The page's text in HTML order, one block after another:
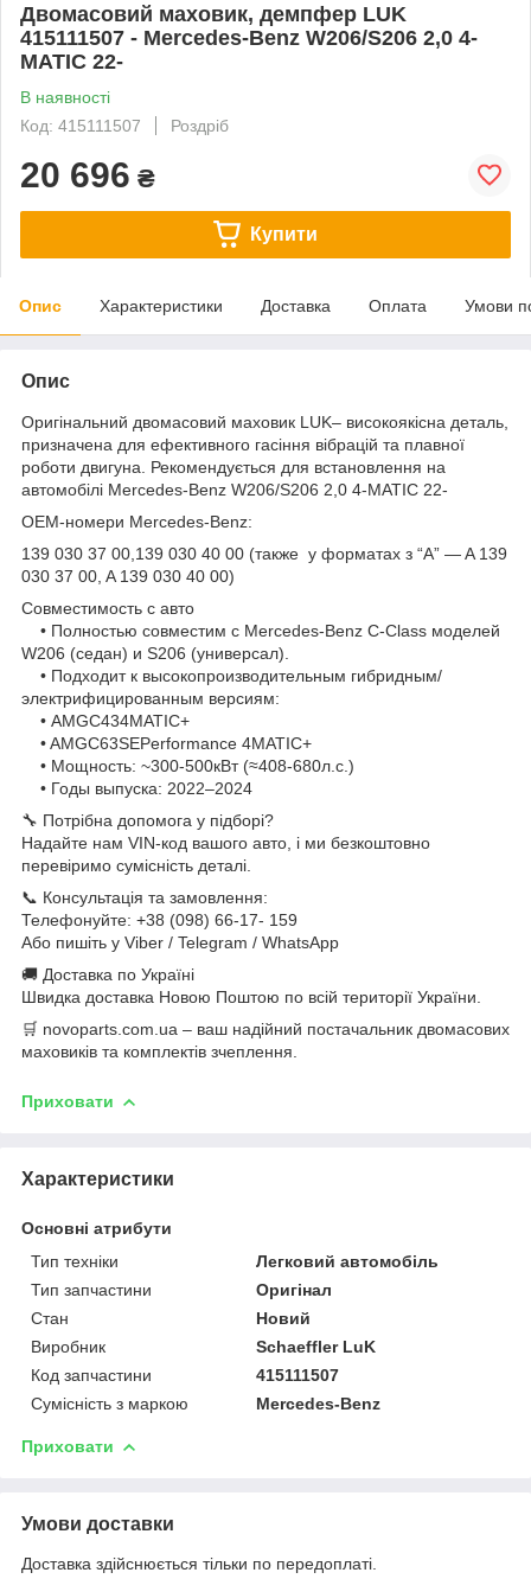
Двомасовий маховик, демпфер LUK
415111507 - Mercedes-Benz W206/S206 2,0 4-
MATIC 22-
В наявності
Код: 415111507
Роздріб
20 696 ₴
Купити
Опис Характеристики Доставка Оплата Умови
Опис
Оригінальний двомасовий маховик LUK– високоякісна деталь,
призначена для ефективного гасіння вібрацій та плавної
роботи двигуна. Рекомендується для встановлення на
автомобілі Mercedes-Benz W206/S206 2,0 4-MATIC 22-
OEM‑номери Mercedes-Benz:
139 030 37 00,139 030 40 00 (также у форматах з “A” — A 139
030 37 00, A 139 030 40 00)
Совместимость с авто
• Полностью совместим с Mercedes-Benz C‑Class моделей
W206 (седан) и S206 (универсал).
• Подходит к высокопроизводительным гибридным/
электрифицированным версиям:
• AMGC434MATIC+
• AMGC63SEPerformance 4MATIC+
• Мощность: ~300-500кВт (≈408-680л.с.)
• Годы выпуска: 2022–2024
🔧 Потрібна допомога у підборі?
Надайте нам VIN-код вашого авто, і ми безкоштовно
перевіримо сумісність деталі.
📞 Консультація та замовлення:
Телефонуйте: +38 (098) 66-17- 159
Або пишіть у Viber / Telegram / WhatsApp
🚚 Доставка по Україні
Швидка доставка Новою Поштою по всій території України.
🛒 novoparts.com.ua – ваш надійний постачальник двомасових
маховиків та комплектів зчеплення.
Приховати
Характеристики
Основні атрибути
Тип техніки
Легковий автомобіль
Тип запчастини
Оригінал
Стан
Новий
Виробник
Schaeffler LuK
Код запчастини
415111507
Сумісність з маркою
Mercedes-Benz
Приховати
Умови доставки
Доставка здійснюється тільки по передоплаті.